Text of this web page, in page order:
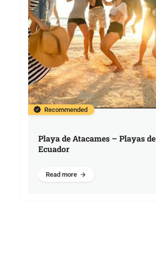
Recommended
Playa de Atacames – Playas de
Ecuador
Read more